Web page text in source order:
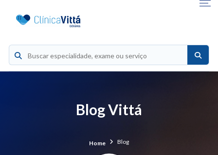
Blog Vittá
Home Blog